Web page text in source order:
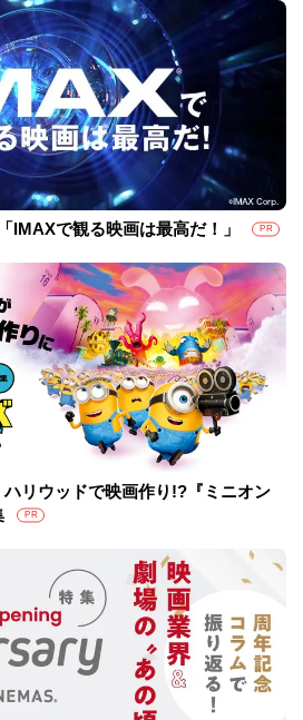
IMAXで観る映画は最高だ！」 PR
リウッドで映画作り!?『ミニオン
PR